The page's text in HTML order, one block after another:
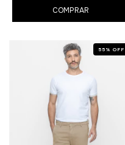
COMPRAR
55 % OFF